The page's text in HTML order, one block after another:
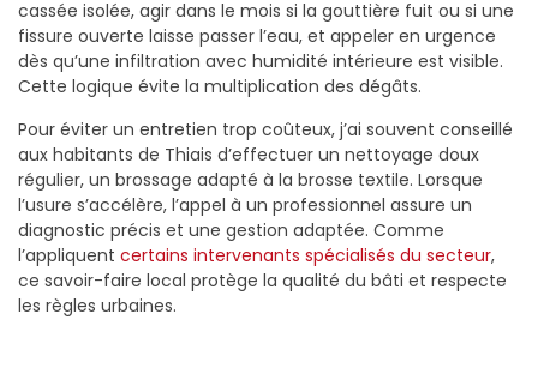
cassée isolée, agir dans le mois si la gouttière fuit ou si une
fissure ouverte laisse passer l’eau, et appeler en urgence
dès qu’une infiltration avec humidité intérieure est visible.
Cette logique évite la multiplication des dégâts.
Pour éviter un entretien trop coûteux, j’ai souvent conseillé
aux habitants de Thiais d’effectuer un nettoyage doux
régulier, un brossage adapté à la brosse textile. Lorsque
l’usure s’accélère, l’appel à un professionnel assure un
diagnostic précis et une gestion adaptée. Comme
l’appliquent certains intervenants spécialisés du secteur,
ce savoir-faire local protège la qualité du bâti et respecte
les règles urbaines.